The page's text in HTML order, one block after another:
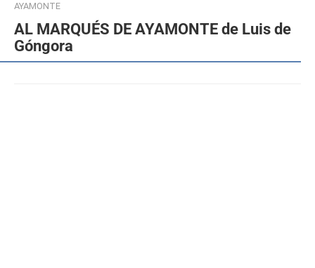
AYAMONTE
AL MARQUÉS DE AYAMONTE de Luis de
Góngora